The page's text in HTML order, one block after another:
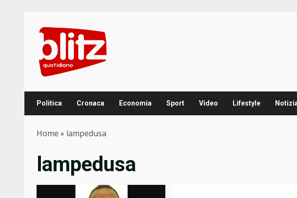
content
Politica Cronaca Economia Sport Video Lifestyle
Home » lampedusa
lampedusa